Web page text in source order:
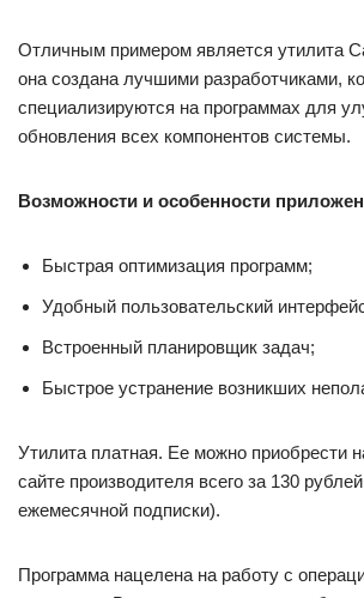
Отличным примером является утилита
она создана лучшими разработчиками,
специализируются на программах для
обновления всех компонентов системы.
Возможности и особенности
Быстрая оптимизация программ;
Удобный пользовательский
Встроенный планировщик задач;
Быстрое устранение возникших
Утилита платная. Ее можно приобрести
сайте производителя всего за 130
ежемесячной подписки).
Программа нацелена на работу с